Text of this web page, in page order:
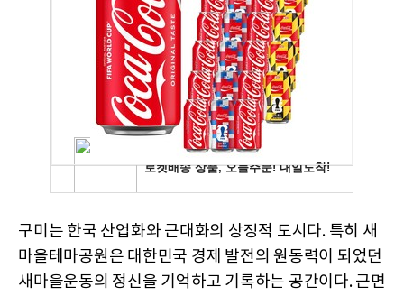
구미는 한국 산업화와 근대화의 상징적 도시다. 특히 새
마을테마공원은 대한민국 경제 발전의 원동력이 되었던
새마을운동의 정신을 기억하고 기록하는 공간이다. 근면